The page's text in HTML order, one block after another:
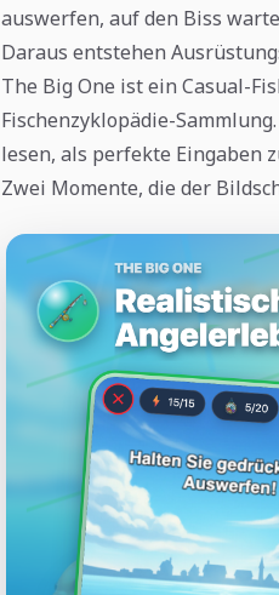
auswerfen, auf den Biss
Daraus entstehen
The Big One ist ein Casual-
Fischenzyklopädie-
lesen, als perfekte Eingaben
Zwei Momente, die der